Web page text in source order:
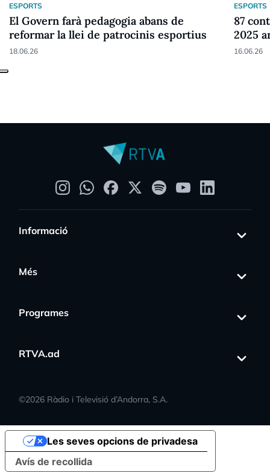
ESPORTS
El Govern farà pedagogia abans de
reformar la llei de patrocinis esportius
18.06.26
ESPORTS
87
2025
16.06.26
Informació
Més
Programes
RTVA.ad
©2026 Ràdio i Televisió d’Andorra, S.A.
Avís de recollida
Les seves opcions de privadesa